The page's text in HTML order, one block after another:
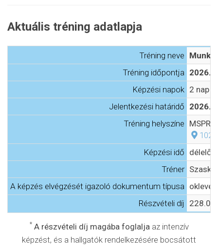
Aktuális tréning adatlapja
Tréning neve
Tréning időpontja 2026.
Képzési napok 2 nap
Jelentkezési határidő 2026.
Tréning helyszíne MSPR
Képzési idő
Tréner
A képzés elvégzését igazoló dokumentum típusa oklevél
Részvételi díj
* A részvételi díj magába foglalja az intenzív
képzést, és a hallgatók rendelkezésére bocsátott